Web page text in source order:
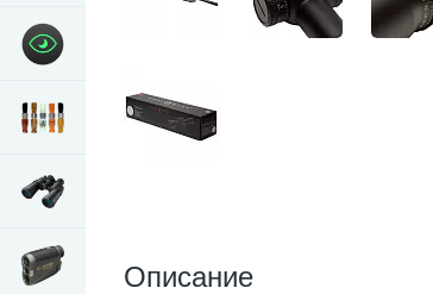
Описание